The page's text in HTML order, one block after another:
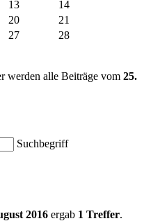
13
14
20
21
27
28
werden alle Beiträge vom 25.
Suchbegriff
2016 ergab 1 Treffer.